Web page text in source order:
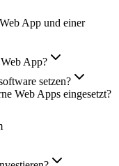
App und einer
App?
setzen?
Web Apps eingesetzt?